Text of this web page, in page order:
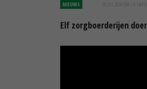
NIEUWS 20 JUL 2016 OM 14:14
Elf zorgboerderijen